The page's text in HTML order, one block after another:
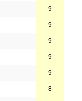
9
9
9
9
9
8